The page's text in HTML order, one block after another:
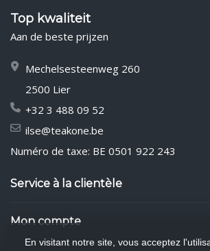
Top kwaliteit
Aan de beste prijzen
Mechelsesteenweg 260
2500 Lier
+32 3 488 09 52
ilse@teakone.be
Numéro de taxe: BE 0501 922 243
Service à la clientèle
Mon compte
En visitant notre site, vous acceptez